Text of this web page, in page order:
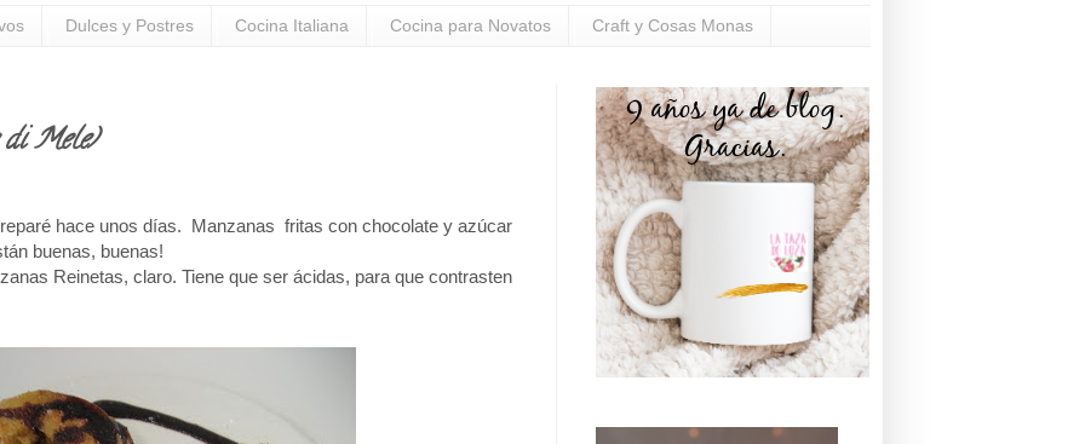
Dulces y Postres Cocina Italiana Cocina para Novatos Craft y Cosas Monas
Mele)
hace unos días. Manzanas fritas con chocolate y azúcar
buenas, buenas!
Reinetas, claro. Tiene que ser ácidas, para que contrasten